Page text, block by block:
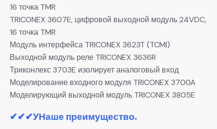
16 точка TMR
TRICONEX 3607E, цифровой выходной модуль 24VDC,
16 точка TMR
Модуль интерфейса TRICONEX 3623T (TCMI)
Выходной модуль реле TRICONEX 3636R
Триконлекс 3703E изолирует аналоговый вход
Моделирование входного модуля TRICONEX 3700A
Моделирующий выходной модуль TRICONEX 3805E
✔✔✔УНаше преимущество.